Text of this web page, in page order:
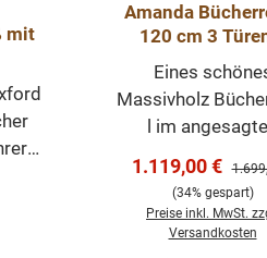
mit
Amanda
120 cm 3
Schubladen 2
Landhausstil
Eines
Massivholz
l im
Landhaus-Stil.
Möbelstück das
überall in Ihrem
einen
Verkaufspreis:
1.119,00 €
(34% gespart)
Preise inkl. MwSt.
Versandkosten